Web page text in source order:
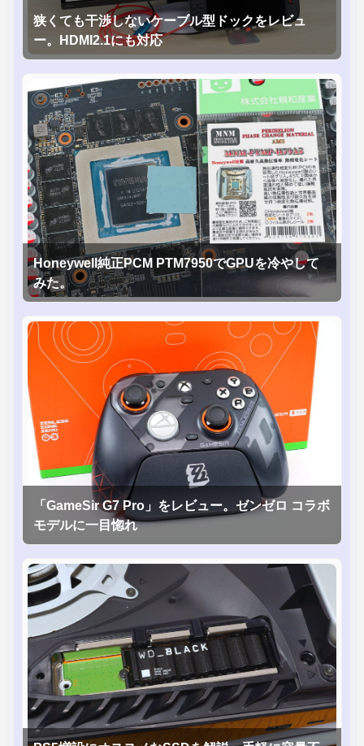
狭くても干渉しないケーブル型ドックをレビュ
ー。HDMI2.1にも対応
Honeywell純正PCM PTM7950でGPUを冷やして
みた。
「GameSir G7 Pro」をレビュー。ゼンゼロ コラボ
モデルに一目惚れ